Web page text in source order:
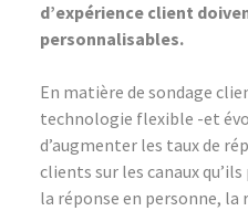
d’expérience client
personnalisables.
En matière de sondage
technologie flexible -et
d’augmenter les taux de
clients sur les canaux
la réponse en personne, la